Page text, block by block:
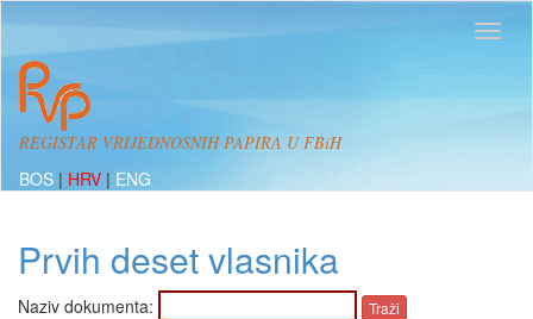
REGISTAR VRIJEDNOSNIH PAPIRA U FBiH
BOS | HRV | ENG
Prvih deset vlasnika
Naziv dokumenta: